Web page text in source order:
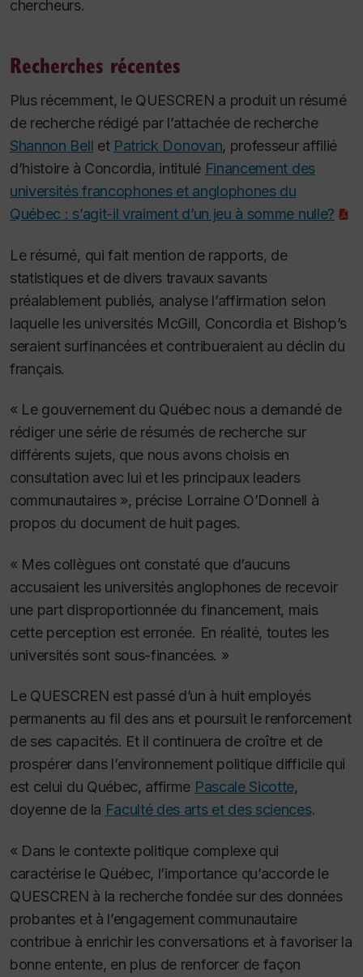
chercheurs.
Recherches récentes
Plus récemment, le QUESCREN a produit un résumé
de recherche rédigé par l’attachée de recherche
Shannon Bell et Patrick Donovan, professeur affilié
d’histoire à Concordia, intitulé Financement des
universités francophones et anglophones du
Québec : s’agit-il vraiment d’un jeu à somme nulle?
Le résumé, qui fait mention de rapports, de
statistiques et de divers travaux savants
préalablement publiés, analyse l’affirmation selon
laquelle les universités McGill, Concordia et Bishop’s
seraient surfinancées et contribueraient au déclin du
français.
« Le gouvernement du Québec nous a demandé de
rédiger une série de résumés de recherche sur
différents sujets, que nous avons choisis en
consultation avec lui et les principaux leaders
communautaires », précise Lorraine O’Donnell à
propos du document de huit pages.
« Mes collègues ont constaté que d’aucuns
accusaient les universités anglophones de recevoir
une part disproportionnée du financement, mais
cette perception est erronée. En réalité, toutes les
universités sont sous-financées. »
Le QUESCREN est passé d’un à huit employés
permanents au fil des ans et poursuit le renforcement
de ses capacités. Et il continuera de croître et de
prospérer dans l’environnement politique difficile qui
est celui du Québec, affirme Pascale Sicotte,
doyenne de la Faculté des arts et des sciences.
« Dans le contexte politique complexe qui
caractérise le Québec, l’importance qu’accorde le
QUESCREN à la recherche fondée sur des données
probantes et à l’engagement communautaire
contribue à enrichir les conversations et à favoriser la
bonne entente, en plus de renforcer de façon